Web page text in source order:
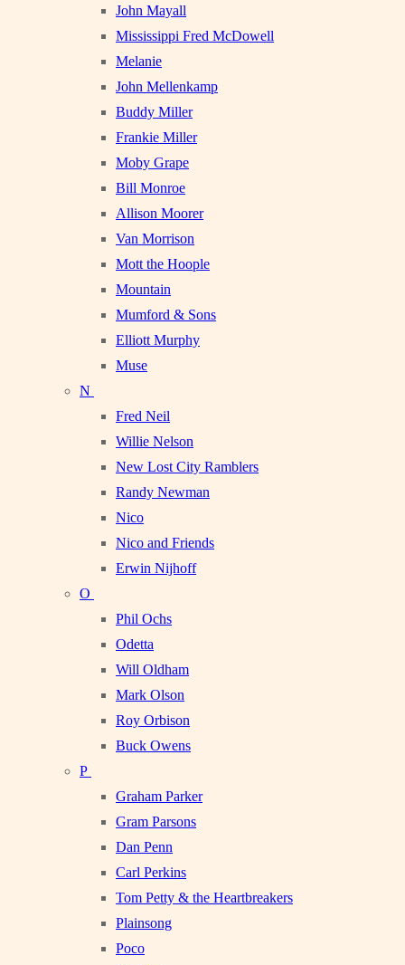
John Mayall
Mississippi Fred McDowell
Melanie
John Mellenkamp
Buddy Miller
Frankie Miller
Moby Grape
Bill Monroe
Allison Moorer
Van Morrison
Mott the Hoople
Mountain
Mumford & Sons
Elliott Murphy
Muse
N
Fred Neil
Willie Nelson
New Lost City Ramblers
Randy Newman
Nico
Nico and Friends
Erwin Nijhoff
O
Phil Ochs
Odetta
Will Oldham
Mark Olson
Roy Orbison
Buck Owens
P
Graham Parker
Gram Parsons
Dan Penn
Carl Perkins
Tom Petty & the Heartbreakers
Plainsong
Poco